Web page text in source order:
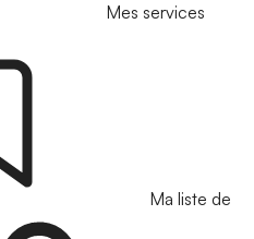
Mes services
Ma liste de